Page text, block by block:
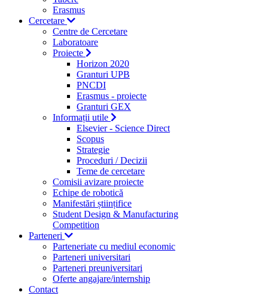
Erasmus
Cercetare
Centre de Cercetare
Laboratoare
Proiecte
Horizon 2020
Granturi UPB
PNCDI
Erasmus - proiecte
Granturi GEX
Informații utile
Elsevier - Science Direct
Scopus
Strategie
Proceduri / Decizii
Teme de cercetare
Comisii avizare proiecte
Echipe de robotică
Manifestări științifice
Student Design & Manufacturing
Competition
Parteneri
Parteneriate cu mediul economic
Parteneri universitari
Parteneri preuniversitari
Oferte angajare/internship
Contact